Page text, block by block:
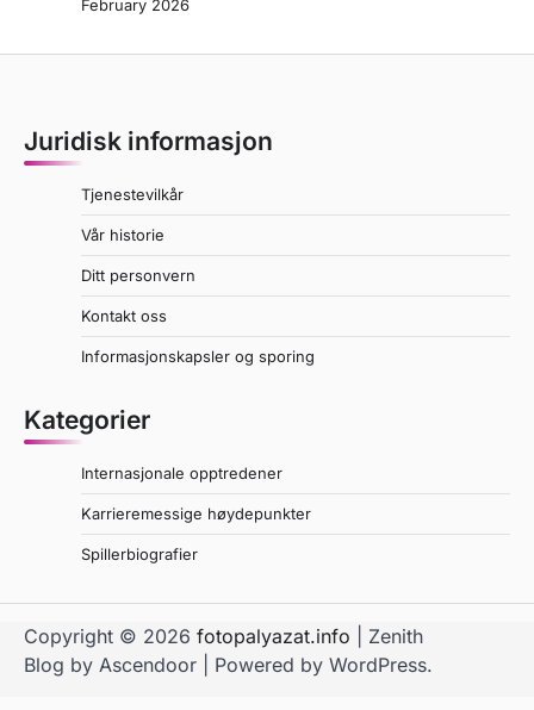
February 2026
Juridisk informasjon
Tjenestevilkår
Vår historie
Ditt personvern
Kontakt oss
Informasjonskapsler og sporing
Kategorier
Internasjonale opptredener
Karrieremessige høydepunkter
Spillerbiografier
Copyright © 2026 fotopalyazat.info | Zenith
Blog by Ascendoor | Powered by WordPress.